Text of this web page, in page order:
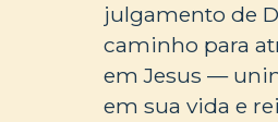
julgamento de
caminho para
em Jesus —
em sua vida e